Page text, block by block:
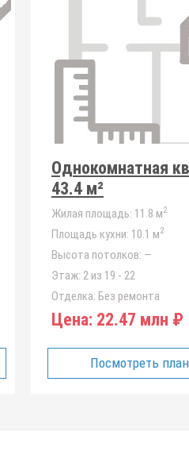
Однокомнатная
43.4 м²
Жилая площадь: 11.8 м2
Площадь кухни: 10.1 м2
Высота потолков: —
Этаж: 2 из 19 - 22
Отделка: Без ремонта
Цена: 22.47 млн ₽
Посмотреть